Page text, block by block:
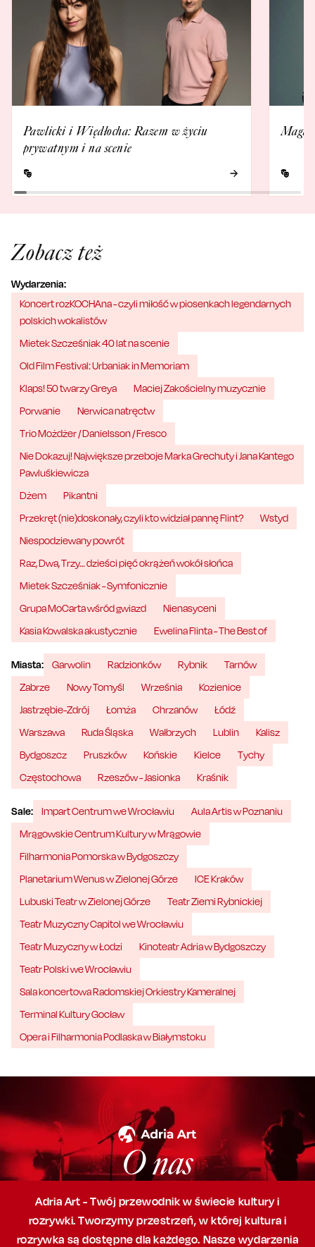
Pawlicki i Więdłocha: Razem w życiu
prywatnym i na scenie
Zobacz też
Wydarzenia:
Koncert rozKOCHAna - czyli miłość w piosenkach legendarnych
polskich wokalistów
Mietek Szcześniak 40 lat na scenie
Old Film Festival: Urbaniak in Memoriam
Klaps! 50 twarzy Greya
Maciej Zakościelny muzycznie
Porwanie
Nerwica natręctw
Trio Możdżer / Danielsson / Fresco
Nie Dokazuj! Największe przeboje Marka Grechuty i Jana Kantego
Pawluśkiewicza
Dżem
Pikantni
Przekręt (nie)doskonały, czyli kto widział pannę Flint?
Wstyd
Niespodziewany powrót
Raz, Dwa, Trzy… dzieści pięć okrążeń wokół słońca
Mietek Szcześniak - Symfonicznie
Grupa MoCarta wśród gwiazd
Nienasyceni
Kasia Kowalska akustycznie
Ewelina Flinta - The Best of
Miasta: Garwolin Radzionków Rybnik
Tarnów
Zabrze
Nowy Tomyśl Września
Kozienice
Jastrzębie-Zdrój
Łomża Chrzanów
Łódź
Warszawa
Ruda Śląska Wałbrzych Lublin
Kalisz
Bydgoszcz
Pruszków Końskie Kielce
Tychy
Częstochowa
Rzeszów - Jasionka Kraśnik
Sale: Impart Centrum we Wrocławiu
Aula Artis w Poznaniu
Mrągowskie Centrum Kultury w Mrągowie
Filharmonia Pomorska w Bydgoszczy
Planetarium Wenus w Zielonej Górze
ICE Kraków
Lubuski Teatr w Zielonej Górze
Teatr Ziemi Rybnickiej
Teatr Muzyczny Capitol we Wrocławiu
Teatr Muzyczny w Łodzi
Kinoteatr Adria w Bydgoszczy
Teatr Polski we Wrocławiu
Sala koncertowa Radomskiej Orkiestry Kameralnej
Terminal Kultury Gocław
Opera i Filharmonia Podlaska w Białymstoku
O nas
Adria Art - Twój przewodnik w świecie kultury i
rozrywki. Tworzymy przestrzeń,w której kultura i
rozrywka są dostępne dla każdego. Nasze wydarzenia